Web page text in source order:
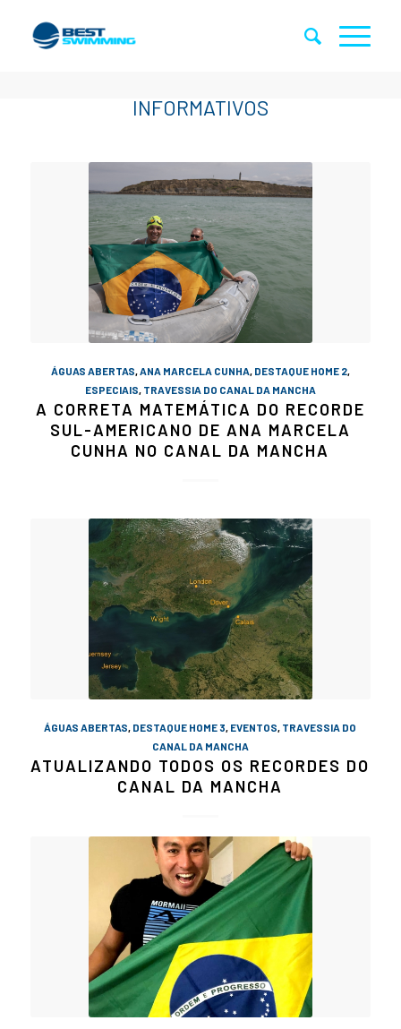
ÁGUAS ABERTAS,ANA MARCELA CUNHA, DESTAQUE HOME 2,
ESPECIAIS, TRAVESSIA DO CANAL DA MANCHA
A CORRETA MATEMÁTICA DO RECORDE
SUL-AMERICANO DE ANA MARCELA
CUNHA NO CANAL DA MANCHA
ÁGUAS ABERTAS, DESTAQUE HOME 3, EVENTOS, TRAVESSIA DO
CANAL DA MANCHA
ATUALIZANDO TODOS OS RECORDES DO
CANAL DA MANCHA